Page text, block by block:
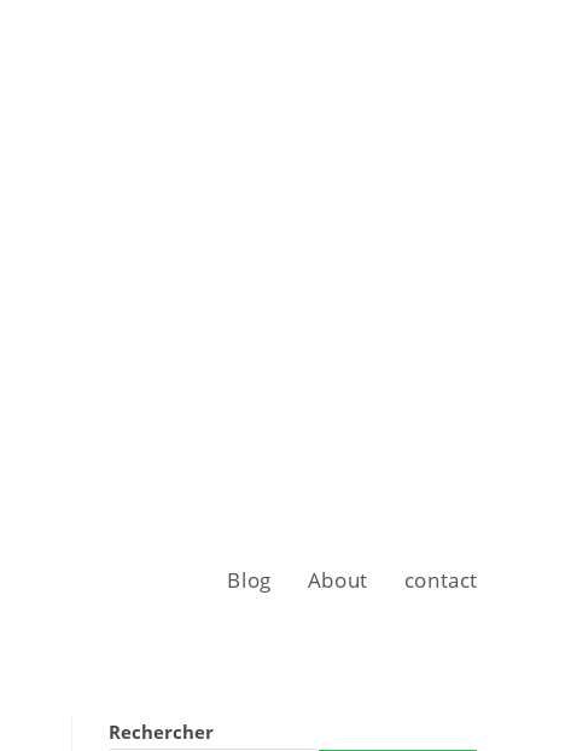
Blog About contact
Rechercher